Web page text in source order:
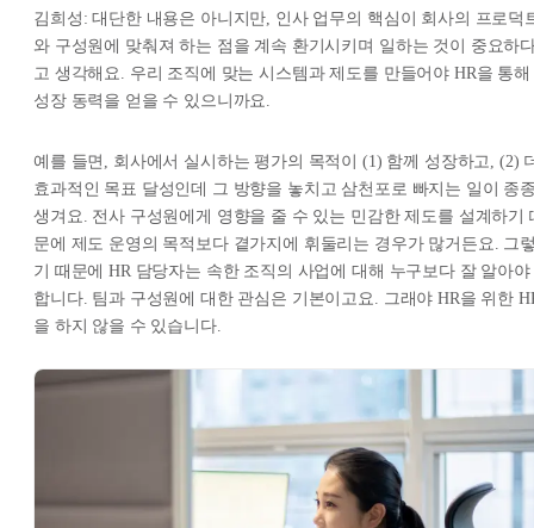
김희성: 대단한 내용은 아니지만, 인사 업무의 핵심이 회사의 프로덕
와 구성원에 맞춰져 하는 점을 계속 환기시키며 일하는 것이 중요하
고 생각해요. 우리 조직에 맞는 시스템과 제도를 만들어야 HR을 통해
성장 동력을 얻을 수 있으니까요.
예를 들면, 회사에서 실시하는 평가의 목적이 (1) 함께 성장하고, (2)
효과적인 목표 달성인데 그 방향을 놓치고 삼천포로 빠지는 일이 종
생겨요. 전사 구성원에게 영향을 줄 수 있는 민감한 제도를 설계하기
문에 제도 운영의 목적보다 곁가지에 휘둘리는 경우가 많거든요. 그
기 때문에 HR 담당자는 속한 조직의 사업에 대해 누구보다 잘 알아야
합니다. 팀과 구성원에 대한 관심은 기본이고요. 그래야 HR을 위한
을 하지 않을 수 있습니다.